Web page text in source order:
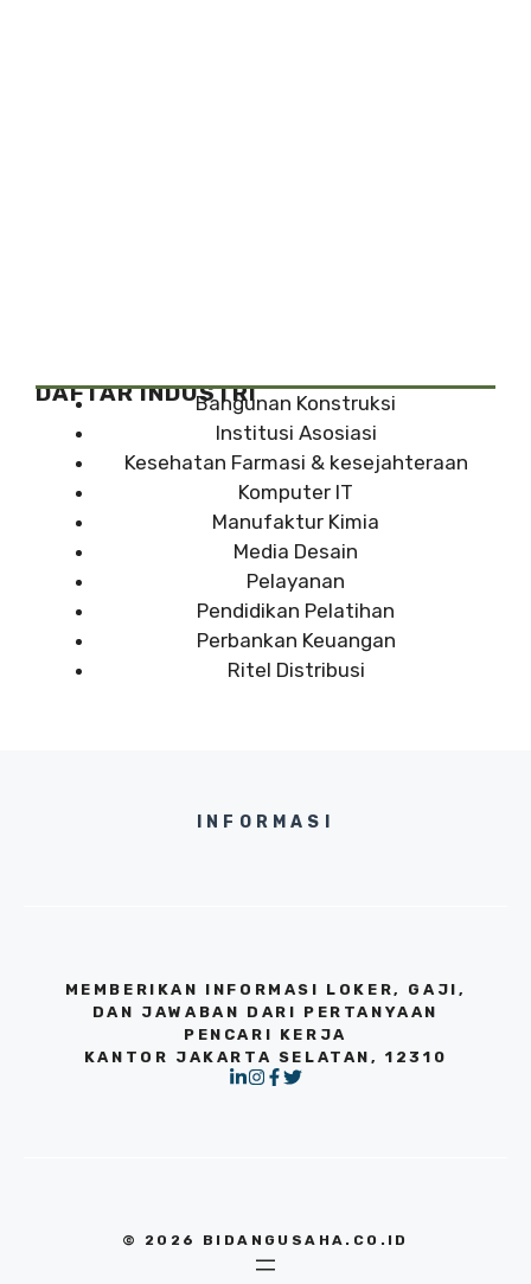
DAFTAR INDUSTRIBangunan Konstruksi
Institusi Asosiasi
Kesehatan Farmasi & kesejahteraan
Komputer IT
Manufaktur Kimia
Media Desain
Pelayanan
Pendidikan Pelatihan
Perbankan Keuangan
Ritel Distribusi
INFORMASI
MEMBERIKAN INFORMASI LOKER, GAJI,
DAN JAWABAN DARI PERTANYAAN
PENCARI KERJA
KANTOR JAKARTA SELATAN, 12310
© 2026 BIDANGUSAHA.CO.ID